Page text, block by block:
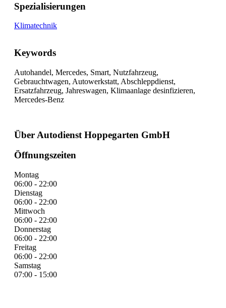
Spezialisierungen
Klimatechnik
Keywords
Autohandel, Mercedes, Smart, Nutzfahrzeug,
Gebrauchtwagen, Autowerkstatt, Abschleppdienst,
Ersatzfahrzeug, Jahreswagen, Klimaanlage desinfizieren,
Mercedes-Benz
Über Autodienst Hoppegarten GmbH
Öffnungszeiten
Montag
06:00 - 22:00
Dienstag
06:00 - 22:00
Mittwoch
06:00 - 22:00
Donnerstag
06:00 - 22:00
Freitag
06:00 - 22:00
Samstag
07:00 - 15:00